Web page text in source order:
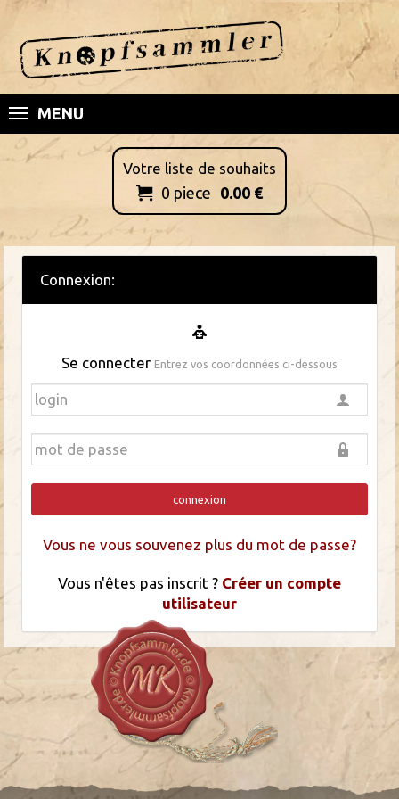
MENU
Votre liste de souhaits
 0 piece 0.00 €
Connexion:
Se connecter Entrez vos coordonnées ci-dessous
connexion
Vous ne vous souvenez plus du mot de passe?
Vous n'êtes pas inscrit ? Créer un compte
utilisateur